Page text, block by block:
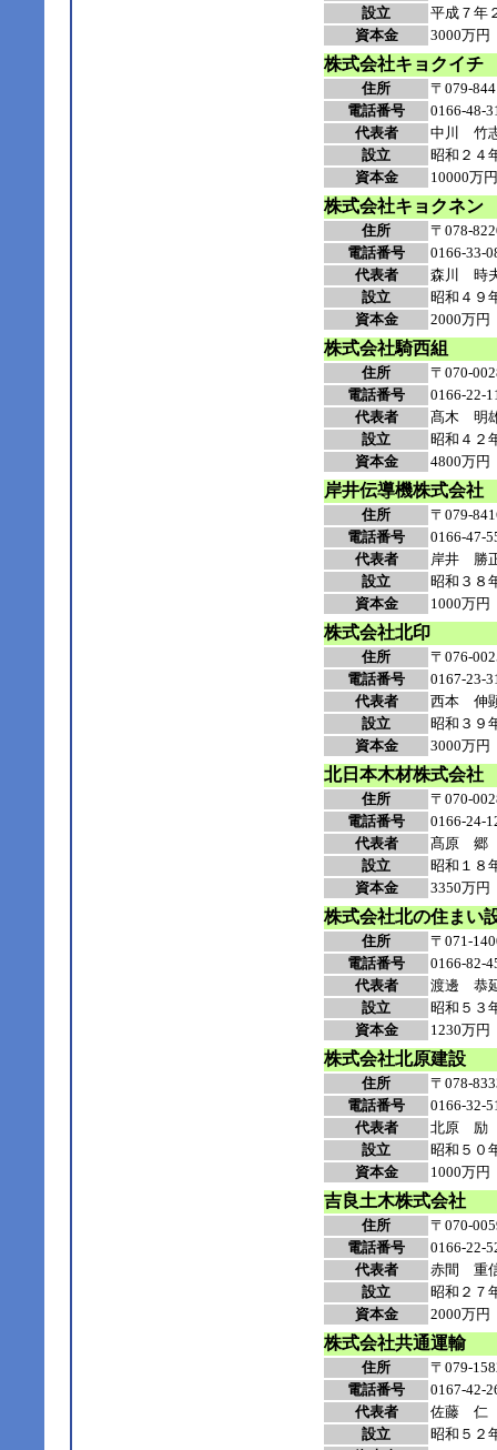
設立
平成７年
資本金
3000万円
株式会社キョクイチ
住所
〒079-
電話番号
0166-48-
代表者
中川 竹
設立
昭和２４
資本金
10000万円
株式会社キョクネン
住所
〒078-
電話番号
0166-33-
代表者
森川 時
設立
昭和４９
資本金
2000万円
株式会社騎西組
住所
〒070-
電話番号
0166-22-
代表者
髙木 明
設立
昭和４２
資本金
4800万円
岸井伝導機株式会社
住所
〒079-
電話番号
0166-47-
代表者
岸井 勝
設立
昭和３８
資本金
1000万円
株式会社北印
住所
〒076-
電話番号
0167-23-
代表者
西本 伸
設立
昭和３９
資本金
3000万円
北日本木材株式会社
住所
〒070-
電話番号
0166-24-
代表者
髙原 郷
設立
昭和１８
資本金
3350万円
株式会社北の住まい
住所
〒071-
電話番号
0166-82-
代表者
渡邊 恭
設立
昭和５３
資本金
1230万円
株式会社北原建設
住所
〒078-
電話番号
0166-32-
代表者
北原 励
設立
昭和５０
資本金
1000万円
吉良土木株式会社
住所
〒070-
電話番号
0166-22-
代表者
赤間
重
設立
昭和２７
資本金
2000万円
株式会社共通運輸
住所
〒079-
電話番号
0167-42-
代表者
佐藤 仁
設立
昭和５２